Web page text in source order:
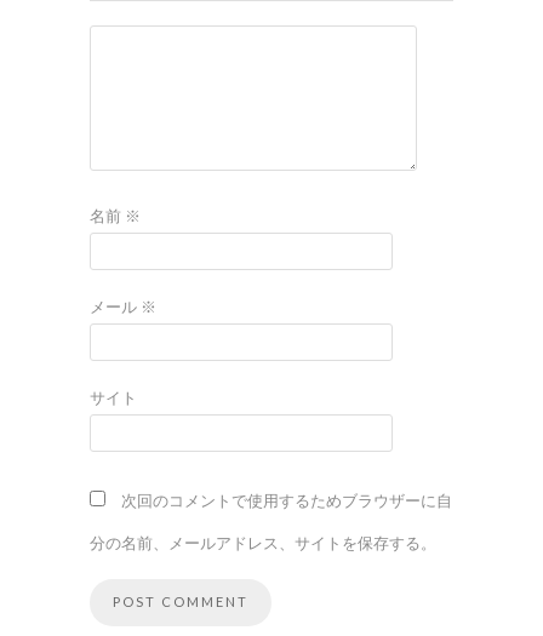
名前 ※
メール ※
サイト
次回のコメントで使用するためブラウザーに自
分の名前、メールアドレス、サイトを保存する。